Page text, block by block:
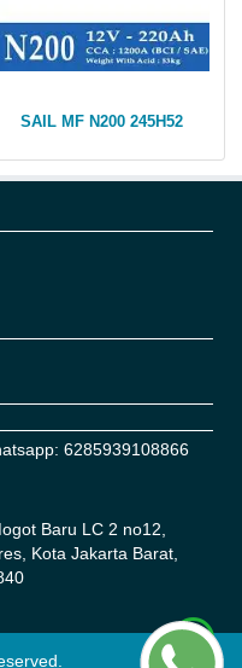
SAIL MF N200 245H52
6285939108866
Baru LC 2 no12,
Kota Jakarta Barat,